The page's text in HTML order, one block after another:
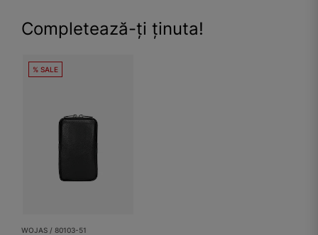
Completează-ți ținuta!
% SALE
WOJAS / 80103-51